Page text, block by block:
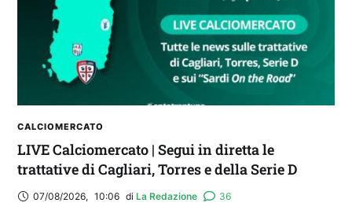
CALCIOMERCATO
LIVE Calciomercato | Segui in diretta le
trattative di Cagliari, Torres e della Serie D
07/08/2026, 10:06 di La Redazione 36